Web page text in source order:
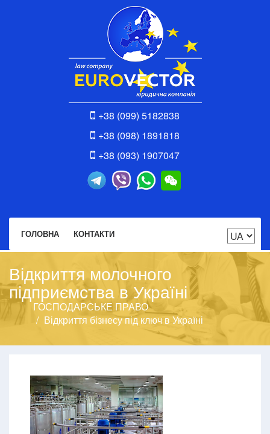
+38 (099) 5182838
+38 (098) 1891818
+38 (093) 1907047
ГОЛОВНА КОНТАКТИ
Відкриття молочного
підприємства в Україні
ГОСПОДАРСЬКЕ ПРАВО
Відкриття бізнесу під ключ в Україні